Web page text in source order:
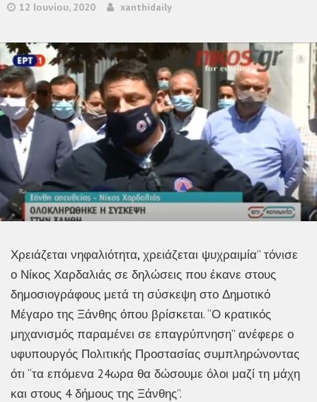
12 Ιουνίου, 2020 xanthidaily
Χρειάζεται νηφαλιότητα, χρειάζεται ψυχραιμία” τόνισε
ο Νίκος Χαρδαλιάς σε δηλώσεις που έκανε στους
δημοσιογράφους μετά τη σύσκεψη στο Δημοτικό
Μέγαρο της Ξάνθης όπου βρίσκεται. “Ο κρατικός
μηχανισμός παραμένει σε επαγρύπνηση” ανέφερε ο
υφυπουργός Πολιτικής Προστασίας συμπληρώνοντας
ότι “τα επόμενα 24ωρα θα δώσουμε όλοι μαζί τη μάχη
και στους 4 δήμους της Ξάνθης”.